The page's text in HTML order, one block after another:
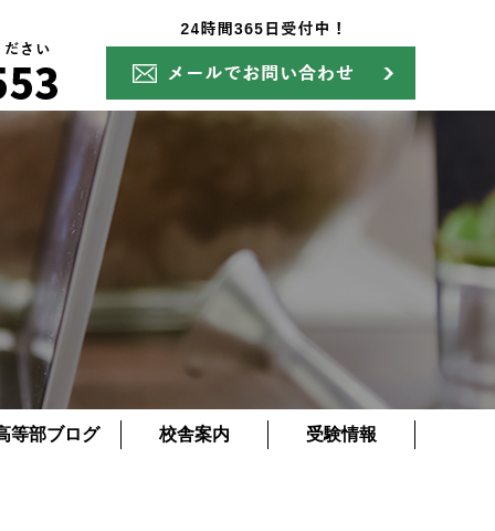
等部ブログ 校舎案内 受験情報